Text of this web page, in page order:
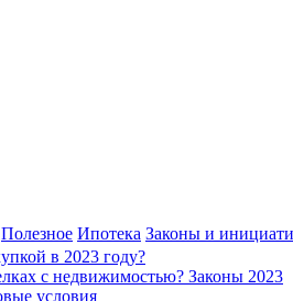
Полезное Ипотека Законы и
в 2023 году?
с недвижимостью? Законы 2023
условия